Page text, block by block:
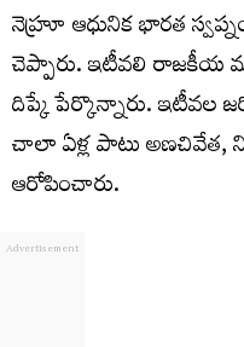
నెహ్రూ ఆధునిక భారత
చెప్పారు. ఇటీవలి రాజకీయ
దిప్కే పేర్కొన్నారు. ఇటీవల
చాలా ఏళ్ల పాటు అణచివేత,
ఆరోపించారు.